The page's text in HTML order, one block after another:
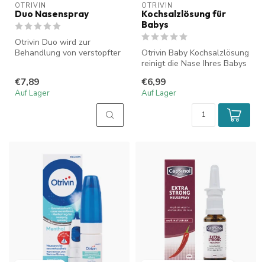
OTRIVIN
Duo Nasenspray
Otrivin Duo wird zur
Behandlung von verstopfter
€7,89
Auf Lager
OTRIVIN
Kochsalzlösung für
Babys
Otrivin Baby Kochsalzlösung
reinigt die Nase Ihres Babys
€6,99
Auf Lager